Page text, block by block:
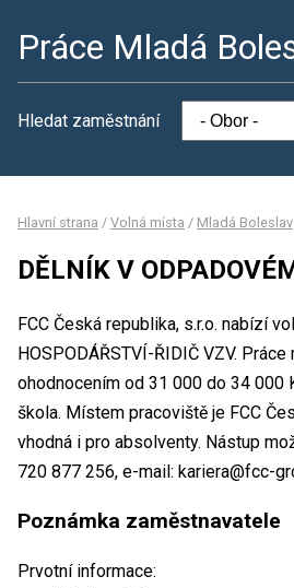
Práce Mladá
Hledat zaměstnání
Hlavní strana / Volná místa / Mladá Boleslav
DĚLNÍK V
FCC Česká republika, s.r.o. nabízí
HOSPODÁŘSTVÍ-ŘIDIČ VZV.
ohodnocením od 31 000 do 34 000
škola. Místem pracoviště je FCC
vhodná i pro absolventy. Nástup
720 877 256, e-mail: kariera@fcc-
Poznámka zaměstnavatele
Prvotní informace: